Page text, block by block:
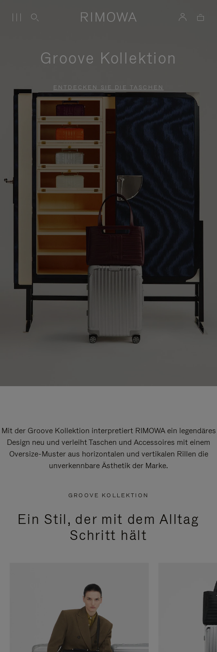
Groove Kollektion
ENTDECKEN SIE DIE TASCHEN
Mit der Groove Kollektion interpretiert RIMOWA ein legendäres
Design neu und verleiht Taschen und Accessoires mit einem
Oversize-Muster aus horizontalen und vertikalen Rillen die
unverkennbare Ästhetik der Marke.
GROOVE KOLLEKTION
Ein Stil, der mit dem Alltag
Schritt hält